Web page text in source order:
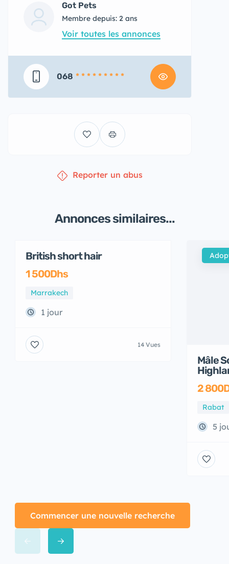
Got Pets
Membre depuis: 2 ans
Voir toutes les annonces
068 * * * * * * * * *
Reporter un abus
Annonces similaires...
British short hair
1 500Dhs
Marrakech
1 jour
14 Vues
Mâle
2
Rabat
5
Commencer une nouvelle recherche